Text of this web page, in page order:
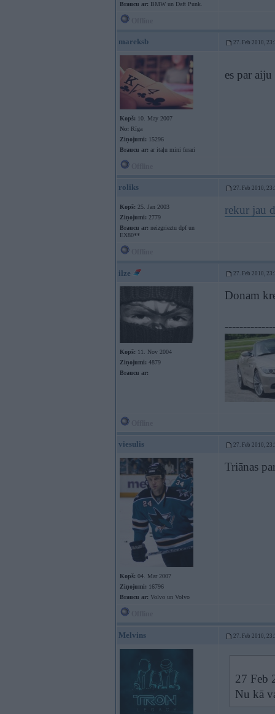
Braucu ar: BMW un Daft Punk.
mareksb 27. Feb 2010,
Kopš: 10. May 2007
No: Rīga
Ziņojumi: 15296
Braucu ar: ar itaļu mini ferari
es par aiju
roliks 27. Feb 2010,
Kopš: 25. Jan 2003
Ziņojumi: 2779
Braucu ar: neizgrieztu dpf un
EX80**
rekur jau
ilze 27. Feb 2010,
Kopš: 11. Nov 2004
Ziņojumi: 4879
Braucu ar:
Donam
viesulis 27. Feb 2010,
Kopš: 04. Mar 2007
Ziņojumi: 16796
Braucu ar: Volvo un Volvo
Triānas
Melvins 27. Feb 2010,
27 Feb
Nu kā